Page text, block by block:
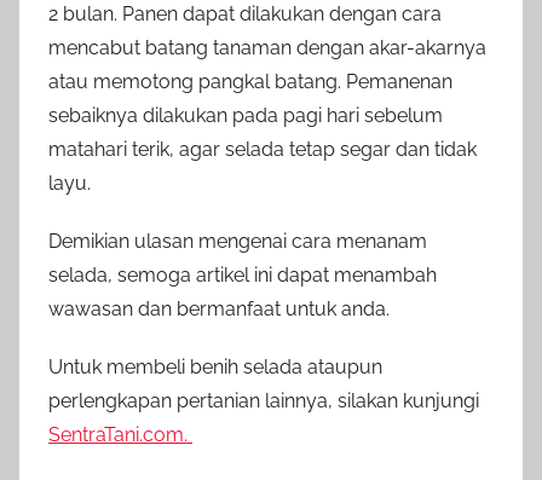
2 bulan. Panen dapat dilakukan dengan cara
mencabut batang tanaman dengan akar-akarnya
atau memotong pangkal batang. Pemanenan
sebaiknya dilakukan pada pagi hari sebelum
matahari terik, agar selada tetap segar dan tidak
layu.
Demikian ulasan mengenai cara menanam
selada, semoga artikel ini dapat menambah
wawasan dan bermanfaat untuk anda.
Untuk membeli benih selada ataupun
perlengkapan pertanian lainnya, silakan kunjungi
SentraTani.com.